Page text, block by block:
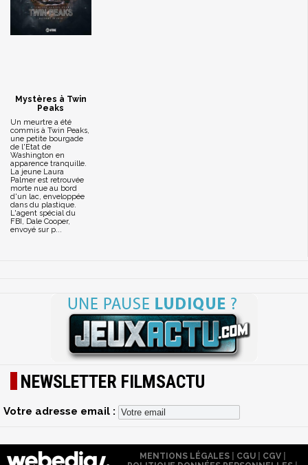
Mystères à Twin
Peaks
Un meurtre a été
commis à Twin Peaks,
une petite bourgade
de l'Etat de
Washington en
apparence tranquille.
La jeune Laura
Palmer est retrouvée
morte nue au bord
d'un lac, enveloppée
dans du plastique.
L'agent spécial du
FBI, Dale Cooper,
envoyé sur p...
NEWSLETTER FILMSACTU
Votre adresse email :
MENTIONS LÉGALES| CGU| CGV|